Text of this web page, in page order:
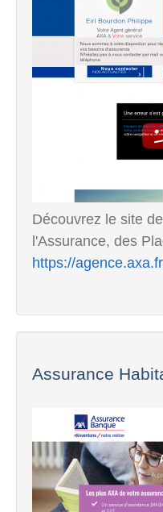
Découvrez le site
l'Assurance, des
https://
Assurance